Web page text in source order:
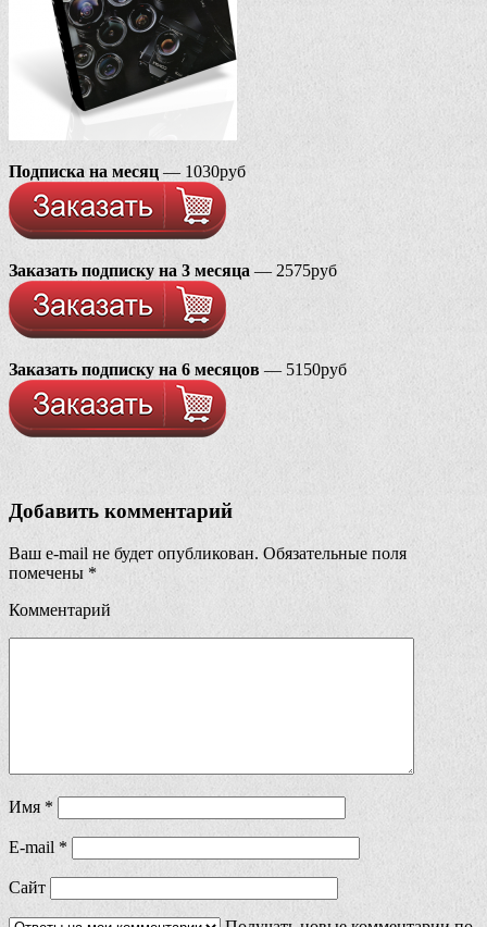
Подписка на месяц— 1030руб
Заказать подписку на 3 месяца — 2575руб
Заказать подписку на 6 месяцов— 5150руб
Добавить комментарий
Ваш e-mail не будет опубликован. Обязательные поля
помечены *
Комментарий
Имя *
E-mail *
Сайт